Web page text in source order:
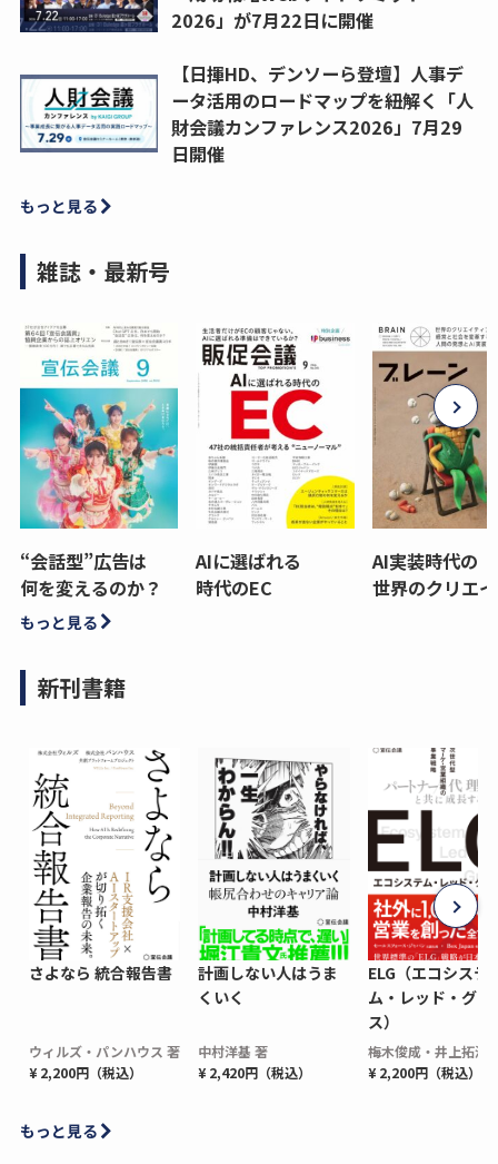
2026」が7月22日に開催
【日揮HD、デンソーら登壇】人事デ
ータ活用のロードマップを紐解く「人
財会議カンファレンス2026」7月29
日開催
もっと見る
雑誌・最新号
“会話型”広告は
何を変えるのか？
AIに選ばれる
時代のEC
AI実装時代の
世界のクリエ
もっと見る
新刊書籍
さよなら 統合報告書
ウィルズ・パンハウス 著
¥ 2,200円（税込）
計画しない人はうま
くいく
中村洋基 著
¥ 2,420円（税込）
ELG（エコシステ
ム・レッド・グロ
ス）
梅木俊成・井上拓海
¥ 2,200円（税込）
もっと見る